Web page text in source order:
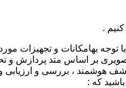
.
شده اید که با توجه بهامکانات
بیابید.قویترین فلزیاب تصویری توربو 20000 از
هوشمند ، بررسی و ارزیابی و
که :